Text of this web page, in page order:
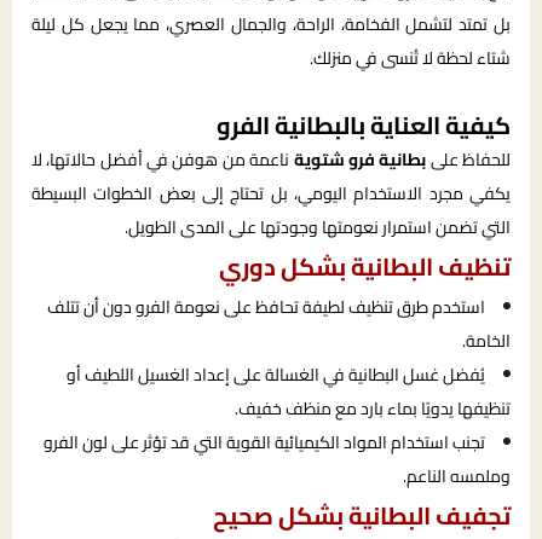
بل تمتد لتشمل الفخامة، الراحة، والجمال العصري، مما يجعل كل ليلة
شتاء لحظة لا تُنسى في منزلك.
كيفية العناية بالبطانية الفرو
للحفاظ علىبطانية فرو شتويةناعمة من هوفن في أفضل حالاتها، لا
يكفي مجرد الاستخدام اليومي، بل تحتاج إلى بعض الخطوات البسيطة
التي تضمن استمرار نعومتها وجودتها على المدى الطويل.
تنظيف البطانية بشكل دوري
استخدم طرق تنظيف لطيفة تحافظ على نعومة الفرو دون أن تتلف
الخامة.
يُفضل غسل البطانية في الغسالة على إعداد الغسيل اللطيف أو
تنظيفها يدويًا بماء بارد مع منظف خفيف.
تجنب استخدام المواد الكيميائية القوية التي قد تؤثر على لون الفرو
وملمسه الناعم.
تجفيف البطانية بشكل صحيح